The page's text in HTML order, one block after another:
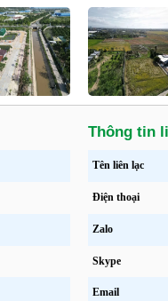
Thông tin
Tên liên lạc
Điện thoại
Zalo
Skype
Email